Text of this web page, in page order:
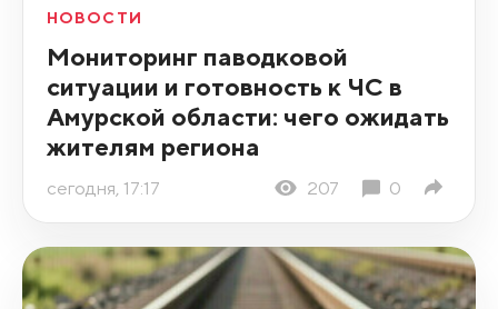
НОВОСТИ
Мониторинг паводковой
ситуации и готовность к ЧС в
Амурской области: чего ожидать
жителям региона
сегодня, 17:17 207 0